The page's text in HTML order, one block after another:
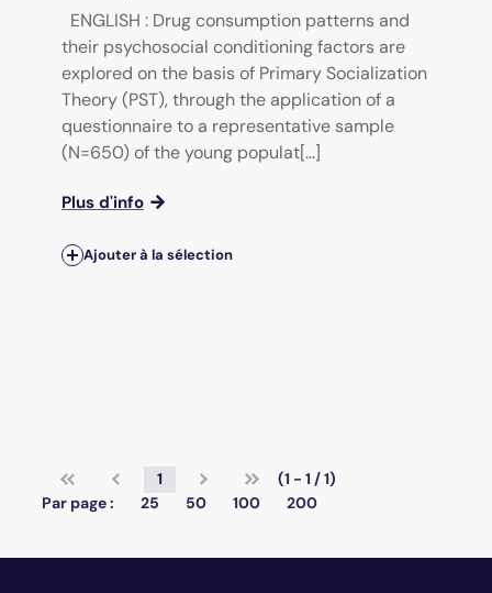
ENGLISH : Drug consumption patterns and
their psychosocial conditioning factors are
explored on the basis of Primary Socialization
Theory (PST), through the application of a
questionnaire to a representative sample
(N=650) of the young populat[...]
Plus d'info
Ajouter à la sélection
1
(1 - 1 / 1)
Par page :
25 50 100 200